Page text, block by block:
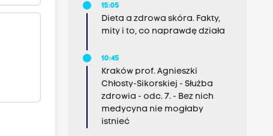
15:05
Dieta a zdrowa skóra. Fakty,
mity i to, co naprawdę działa
10:45
Kraków prof. Agnieszki
Chłosty-Sikorskiej - Służba
zdrowia - odc. 7. - Bez nich
medycyna nie mogłaby
istnieć